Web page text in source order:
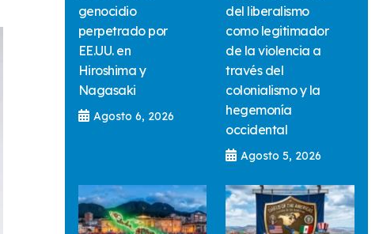
genocidio
perpetrado por
EE.UU. en
Hiroshima y
Nagasaki
Agosto 6, 2026
del liberalismo
como legitimador
de la violencia a
través del
colonialismo y la
hegemonía
occidental
Agosto 5, 2026